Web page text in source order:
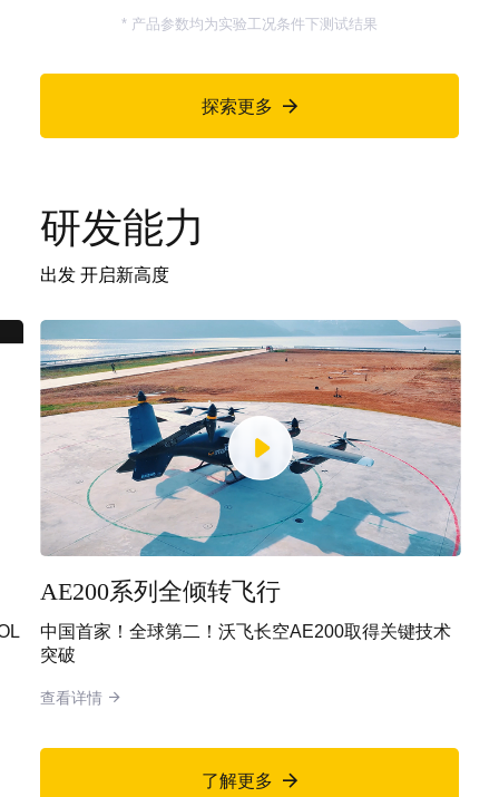
* 产品参数均为实验工况条件下测试结果
探索更多 
研发能力
出发 开启新高度
AE200系列全倾转飞行
中国首家！全球第二！沃飞长空AE200取得关键技术
突破
查看详情 
了解更多 